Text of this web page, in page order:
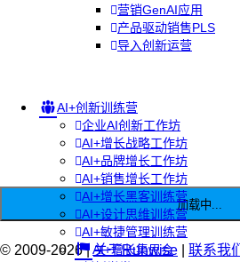
营销GenAI应用
产品驱动销售PLS
导入创新运营
AI+创新训练营
企业AI创新工作坊
AI+增长战略工作坊
AI+品牌增长工作坊
AI+销售增长工作坊
AI+增长黑客训练营
AI+设计思维训练营
AI+敏捷管理训练营
AI+增长集思会
加载中...
© 2009-2026 |关于Runwise 联系我们